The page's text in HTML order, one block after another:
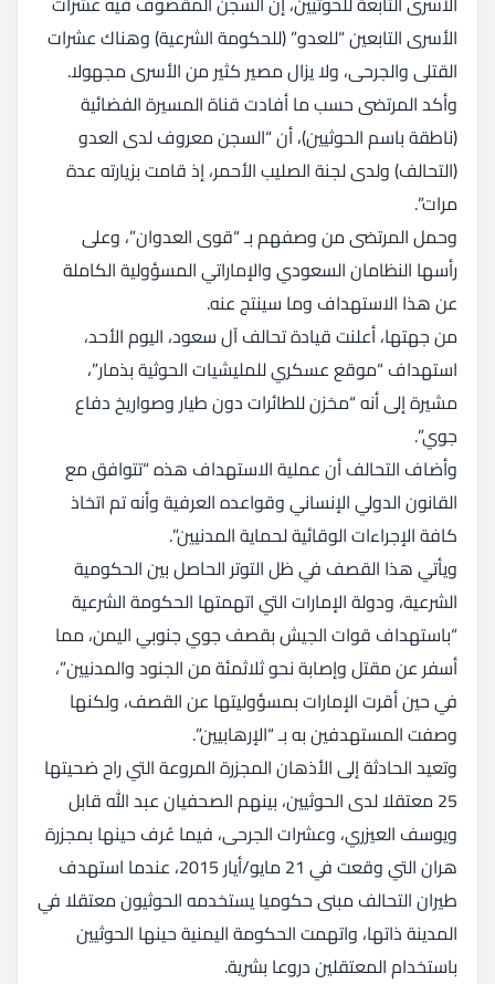
الأسرى التابعين “للعدو” (للحكومة الشرعية) وهناك عشرات
القتلى والجرحى، ولا يزال مصير كثير من الأسرى مجهولا.
وأكد المرتضى حسب ما أفادت قناة المسيرة الفضائية
(ناطقة باسم الحوثيين)، أن “السجن معروف لدى العدو
(التحالف) ولدى لجنة الصليب الأحمر، إذ قامت بزيارته عدة
مرات”.
وحمل المرتضى من وصفهم بـ “قوى العدوان”، وعلى
رأسها النظامان السعودي والإماراتي المسؤولية الكاملة
عن هذا الاستهداف وما سينتج عنه.
من جهتها، أعلنت قيادة تحالف آل سعود، اليوم الأحد،
استهداف “موقع عسكري للمليشيات الحوثية بذمار”،
مشيرة إلى أنه “مخزن للطائرات دون طيار وصواريخ دفاع
جوي”.
وأضاف التحالف أن عملية الاستهداف هذه “تتوافق مع
القانون الدولي الإنساني وقواعده العرفية وأنه تم اتخاذ
كافة الإجراءات الوقائية لحماية المدنيين”.
ويأتي هذا القصف في ظل التوتر الحاصل بين الحكومية
الشرعية، ودولة الإمارات التي اتهمتها الحكومة الشرعية
“باستهداف قوات الجيش بقصف جوي جنوبي اليمن، مما
أسفر عن مقتل وإصابة نحو ثلاثمئة من الجنود والمدنيين”،
في حين أقرت الإمارات بمسؤوليتها عن القصف، ولكنها
وصفت المستهدفين به بـ “الإرهابيين”.
وتعيد الحادثة إلى الأذهان المجزرة المروعة التي راح ضحيتها
25 معتقلا لدى الحوثيين، بينهم الصحفيان عبد الله قابل
ويوسف العيزري، وعشرات الجرحى، فيما عُرف حينها بمجزرة
هران التي وقعت في 21 مايو/أيار 2015، عندما استهدف
طيران التحالف مبنى حكوميا يستخدمه الحوثيون معتقلا في
المدينة ذاتها، واتهمت الحكومة اليمنية حينها الحوثيين
باستخدام المعتقلين دروعا بشرية.